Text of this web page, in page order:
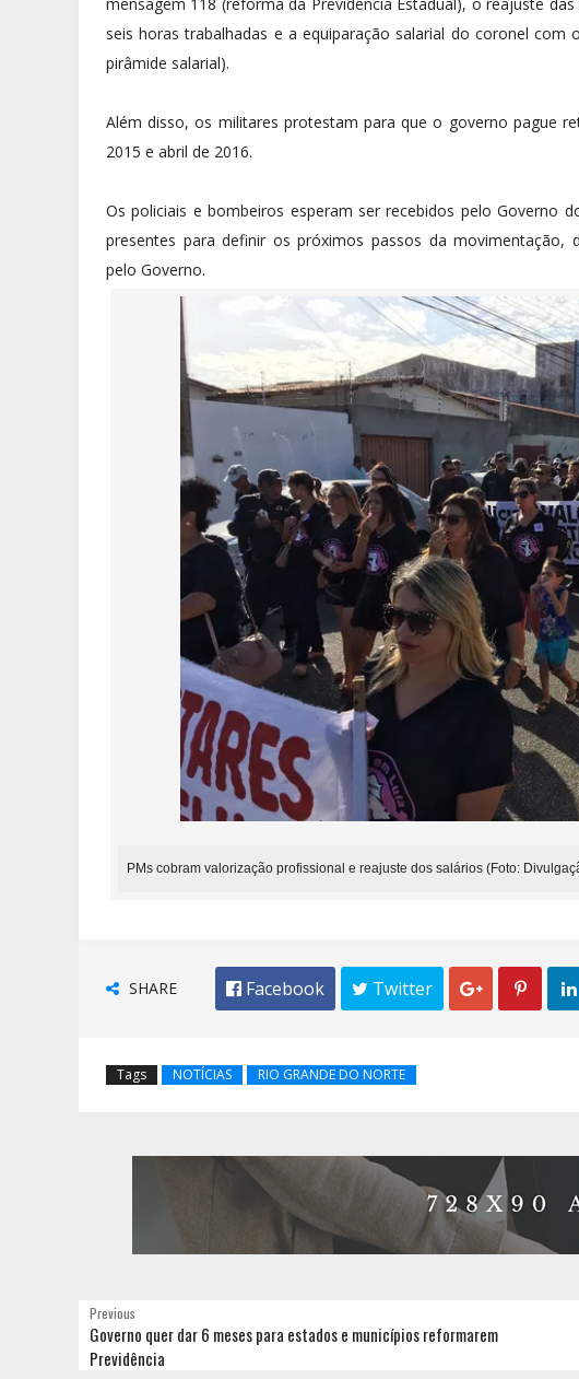
seis horas trabalhadas e a equiparação salarial do coronel com
pirâmide salarial).
Além disso, os militares protestam para que o governo pague
2015 e abril de 2016.
Os policiais e bombeiros esperam ser recebidos pelo Governo
presentes para definir os próximos passos da movimentação,
pelo Governo.
PMs cobram valorização profissional e reajuste dos salários (Foto:
SHARE  Facebook  Twitter   
Tags NOTÍCIAS RIO GRANDE DO NORTE
Previous
Governo quer dar 6 meses para estados e municípios reformarem
Previdência